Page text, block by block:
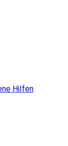
Hilfen